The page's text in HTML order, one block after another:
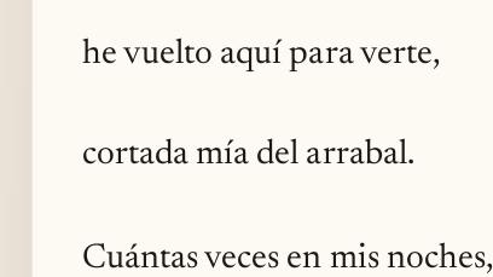
he vuelto aquí para verte,
cortada mía del arrabal.
Cuántas veces en mis noches,